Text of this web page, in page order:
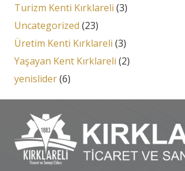
Turizm Kenti Kırklareli (3)
Uncategorized (23)
Üretim Kenti Kırklareli (3)
Yaşayan Kent Kırklareli (2)
yenislider(6)